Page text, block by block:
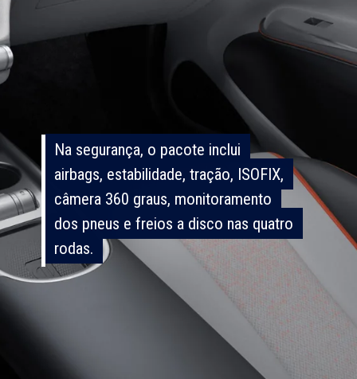
Na segurança, o pacote inclui
airbags, estabilidade, tração, ISOFIX,
câmera 360 graus, monitoramento
dos pneus e freios a disco nas quatro
rodas.
Na segurança, o pacote inclui
airbags, estabilidade, tração, ISOFIX,
câmera 360 graus, monitoramento
dos pneus e freios a disco nas quatro
rodas.